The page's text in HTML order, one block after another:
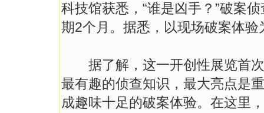
科技馆获悉，“谁是凶手？”破案
期2个月。据悉，以现场破案体
据了解，这一开创性展览首次
最有趣的侦查知识，最大亮点是
成趣味十足的破案体验。在这里